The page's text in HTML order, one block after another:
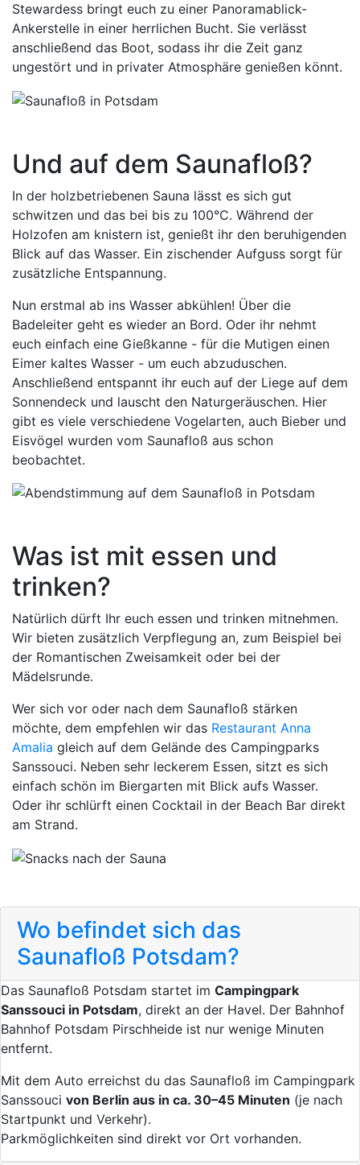
Stewardess bringt euch zu einer Panoramablick-
Ankerstelle in einer herrlichen Bucht. Sie verlässt
anschließend das Boot, sodass ihr die Zeit ganz
ungestört und in privater Atmosphäre genießen könnt.
Und auf dem Saunafloß?
In der holzbetriebenen Sauna lässt es sich gut
schwitzen und das bei bis zu 100°C. Während der
Holzofen am knistern ist, genießt ihr den beruhigenden
Blick auf das Wasser. Ein zischender Aufguss sorgt für
zusätzliche Entspannung.
Nun erstmal ab ins Wasser abkühlen! Über die
Badeleiter geht es wieder an Bord. Oder ihr nehmt
euch einfach eine Gießkanne - für die Mutigen einen
Eimer kaltes Wasser - um euch abzuduschen.
Anschließend entspannt ihr euch auf der Liege auf dem
Sonnendeck und lauscht den Naturgeräuschen. Hier
gibt es viele verschiedene Vogelarten, auch Bieber und
Eisvögel wurden vom Saunafloß aus schon
beobachtet.
Was ist mit essen und
trinken?
Natürlich dürft Ihr euch essen und trinken mitnehmen.
Wir bieten zusätzlich Verpflegung an, zum Beispiel bei
der Romantischen Zweisamkeit oder bei der
Mädelsrunde.
Wer sich vor oder nach dem Saunafloß stärken
möchte, dem empfehlen wir das Restaurant Anna
Amalia gleich auf dem Gelände des Campingparks
Sanssouci. Neben sehr leckerem Essen, sitzt es sich
einfach schön im Biergarten mit Blick aufs Wasser.
Oder ihr schlürft einen Cocktail in der Beach Bar direkt
am Strand.
Wo befindet sich das
Saunafloß Potsdam?
Das Saunafloß Potsdam startet im Campingpark
Sanssouci in Potsdam, direkt an der Havel. Der Bahnhof
Bahnhof Potsdam Pirschheide ist nur wenige Minuten
entfernt.
Mit dem Auto erreichst du das Saunafloß im Campingpark
Sanssouci von Berlin aus in ca. 30–45 Minuten (je nach
Startpunkt und Verkehr).
Parkmöglichkeiten sind direkt vor Ort vorhanden.